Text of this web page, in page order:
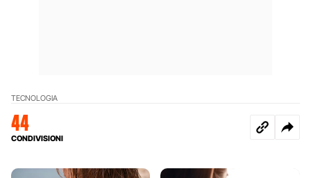
TECNOLOGIA
44
CONDIVISIONI